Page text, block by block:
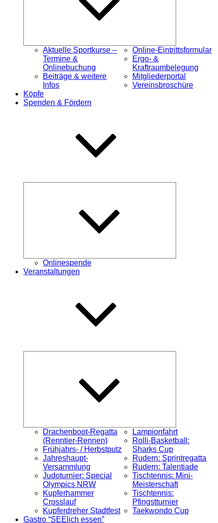
Aktuelle Sportkurse –
Termine &
Onlinebuchung
Beiträge & weitere
Infos
Online-Eintrittsformular
Ergo- &
Kraftraumbelegung
Mitgliederportal
Vereinsbroschüre
Köpfe
Spenden & Fördern
Onlinespende
Veranstaltungen
Drachenboot-Regatta
(Renntier-Rennen)
Frühjahrs- / Herbstputz
Jahreshaupt-
Versammlung
Judoturnier: Special
Olympics NRW
Kupferhammer
Crosslauf
Kupferdreher Stadtfest
Lampionfahrt
Rolli-Basketball:
Sharks Cup
Rudern: Sprintregatta
Rudern: Talentiade
Tischtennis: Mini-
Meisterschaft
Tischtennis:
Pfingstturnier
Taekwondo Cup
Gastro “SEElich essen”